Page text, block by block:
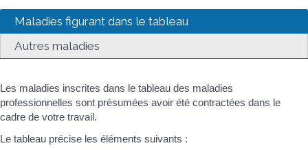
Maladies figurant dans le tableau
Autres maladies
Les maladies inscrites dans le tableau des maladies
professionnelles sont présumées avoir été contractées dans le
cadre de votre travail.
Le tableau précise les éléments suivants :